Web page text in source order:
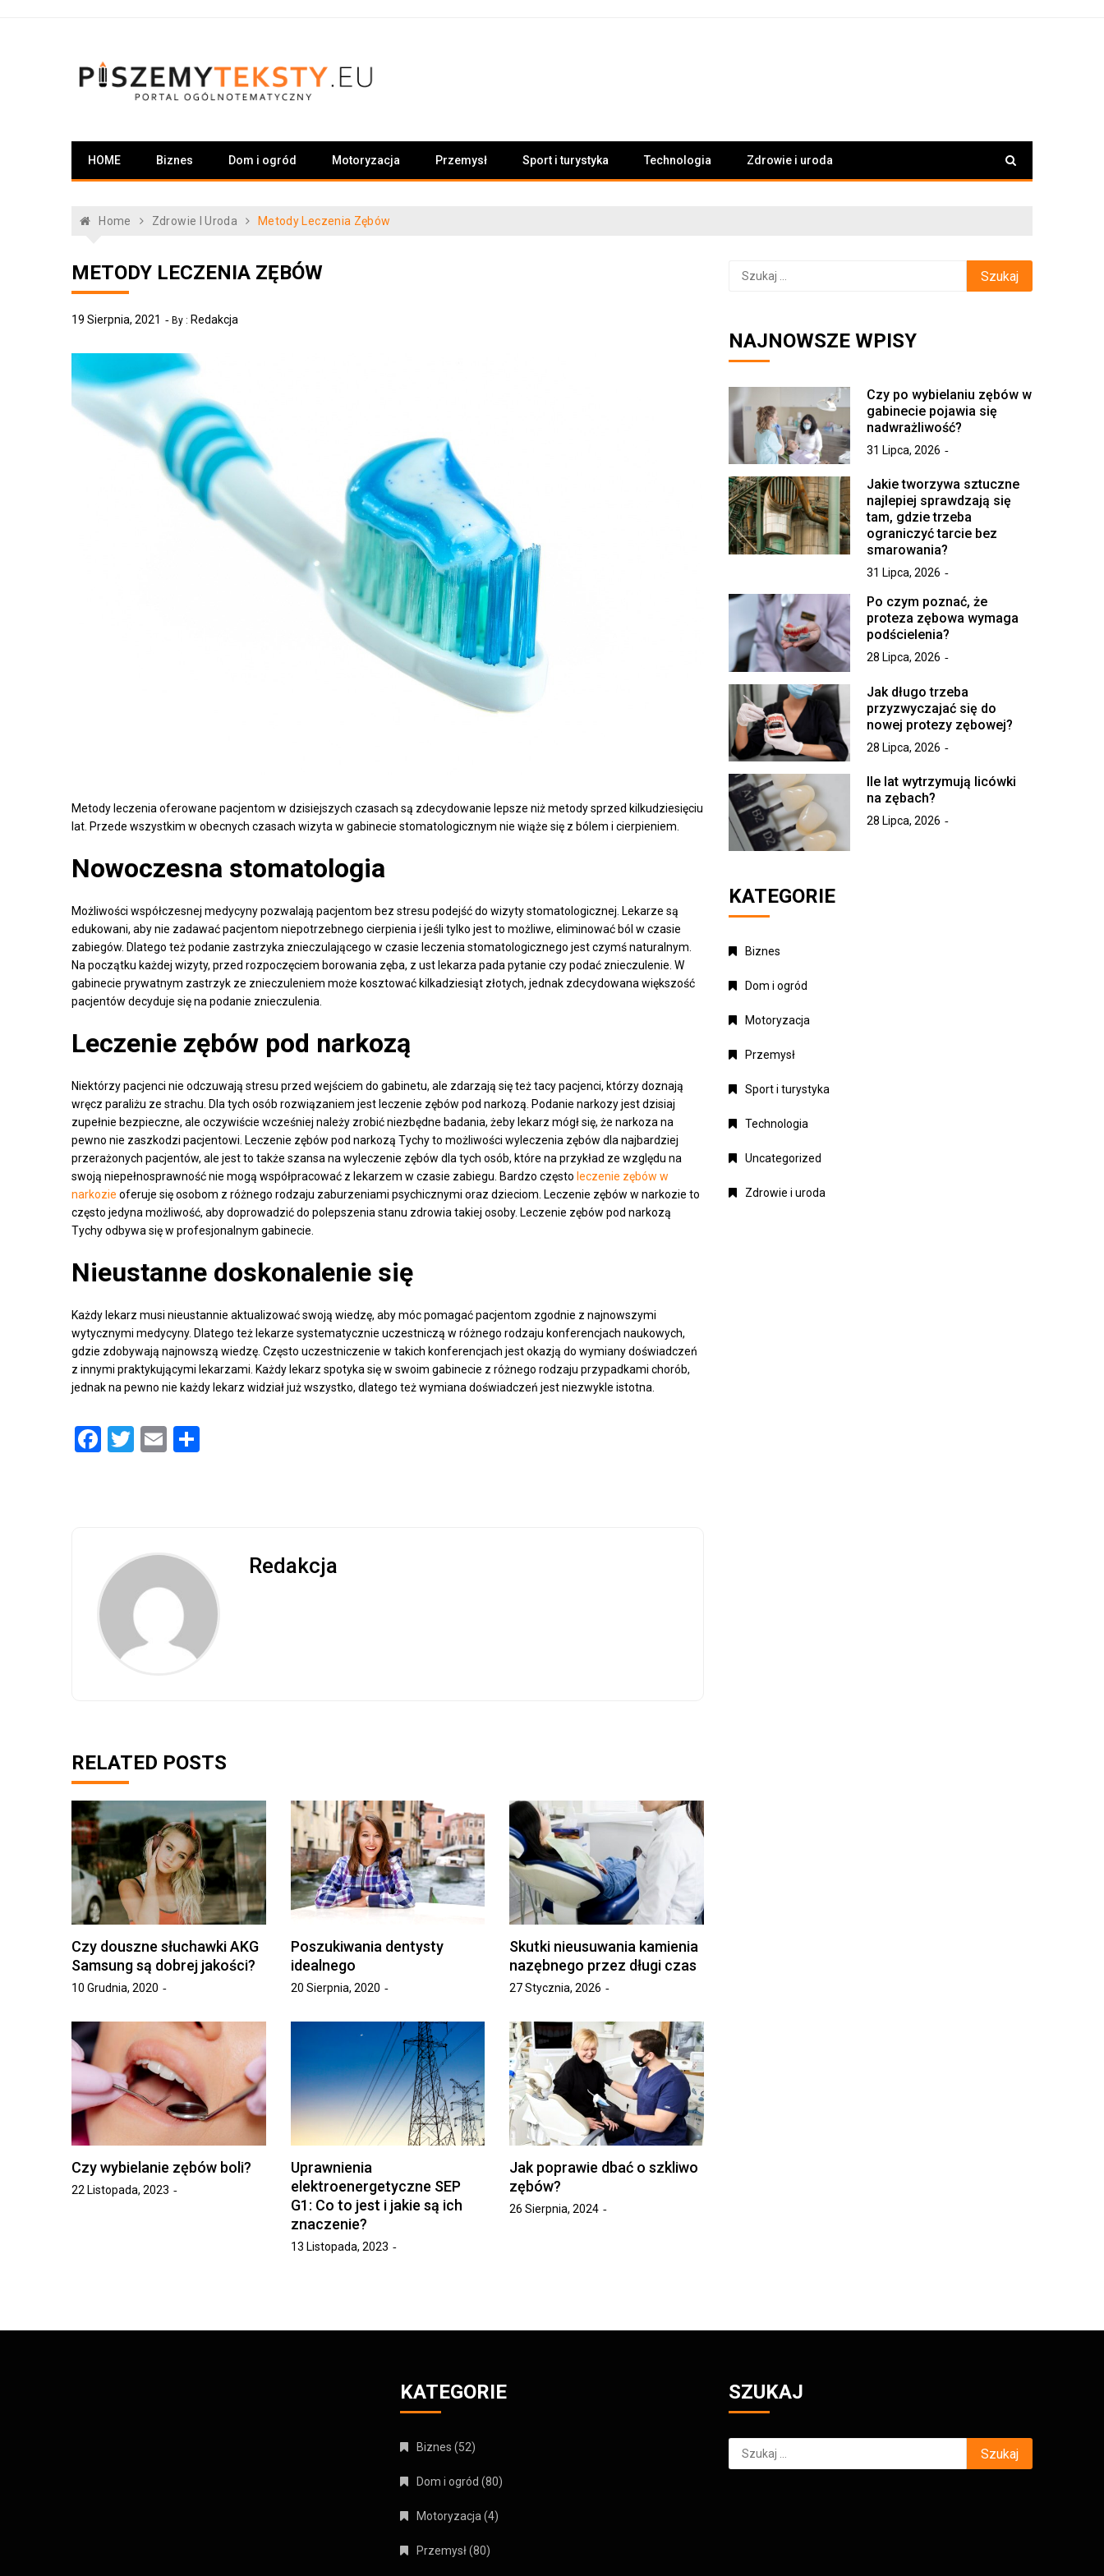
PiszemyTeksty.pl
HOME Biznes Dom i ogród Motoryzacja Przemysł Sport i turystyka Technologia Zdrowie i uroda
Home Zdrowie I Uroda Metody Leczenia Zębów
METODY LECZENIA ZĘBÓW
19 Sierpnia, 2021 By : Redakcja
Metody leczenia oferowane pacjentom w dzisiejszych czasach są zdecydowanie lepsze niż metody sprzed kilkudziesięciu
lat. Przede wszystkim w obecnych czasach wizyta w gabinecie stomatologicznym nie wiąże się z bólem i cierpieniem.
Nowoczesna stomatologia
Możliwości współczesnej medycyny pozwalają pacjentom bez stresu podejść do wizyty stomatologicznej. Lekarze są
edukowani, aby nie zadawać pacjentom niepotrzebnego cierpienia i jeśli tylko jest to możliwe, eliminować ból w czasie
zabiegów. Dlatego też podanie zastrzyka znieczulającego w czasie leczenia stomatologicznego jest czymś naturalnym.
Na początku każdej wizyty, przed rozpoczęciem borowania zęba, z ust lekarza pada pytanie czy podać znieczulenie. W
gabinecie prywatnym zastrzyk ze znieczuleniem może kosztować kilkadziesiąt złotych, jednak zdecydowana większość
pacjentów decyduje się na podanie znieczulenia.
Leczenie zębów pod narkozą
Niektórzy pacjenci nie odczuwają stresu przed wejściem do gabinetu, ale zdarzają się też tacy pacjenci, którzy doznają
wręcz paraliżu ze strachu. Dla tych osób rozwiązaniem jest leczenie zębów pod narkozą. Podanie narkozy jest dzisiaj
zupełnie bezpieczne, ale oczywiście wcześniej należy zrobić niezbędne badania, żeby lekarz mógł się, że narkoza na
pewno nie zaszkodzi pacjentowi. Leczenie zębów pod narkozą Tychy to możliwości wyleczenia zębów dla najbardziej
przerażonych pacjentów, ale jest to także szansa na wyleczenie zębów dla tych osób, które na przykład ze względu na
swoją niepełnosprawność nie mogą współpracować z lekarzem w czasie zabiegu. Bardzo często leczenie zębów w
narkozie oferuje się osobom z różnego rodzaju zaburzeniami psychicznymi oraz dzieciom. Leczenie zębów w narkozie to
często jedyna możliwość, aby doprowadzić do polepszenia stanu zdrowia takiej osoby. Leczenie zębów pod narkozą
Tychy odbywa się w profesjonalnym gabinecie.
Nieustanne doskonalenie się
Każdy lekarz musi nieustannie aktualizować swoją wiedzę, aby móc pomagać pacjentom zgodnie z najnowszymi
wytycznymi medycyny. Dlatego też lekarze systematycznie uczestniczą w różnego rodzaju konferencjach naukowych,
gdzie zdobywają najnowszą wiedzę. Często uczestniczenie w takich konferencjach jest okazją do wymiany doświadczeń
z innymi praktykującymi lekarzami. Każdy lekarz spotyka się w swoim gabinecie z różnego rodzaju przypadkami chorób,
jednak na pewno nie każdy lekarz widział już wszystko, dlatego też wymiana doświadczeń jest niezwykle istotna.
Facebook
Twitter
Email
Redakcja
RELATED POSTS
Czy douszne słuchawki AKG
Samsung są dobrej jakości?
10 Grudnia, 2020
Poszukiwania dentysty
idealnego
20 Sierpnia, 2020
Skutki nieusuwania kamienia
nazębnego przez długi czas
27 Stycznia, 2026
Czy wybielanie zębów boli?
22 Listopada, 2023
Uprawnienia
elektroenergetyczne SEP
G1: Co to jest i jakie są ich
znaczenie?
13 Listopada, 2023
Jak poprawie dbać o szkliwo
zębów?
26 Sierpnia, 2024
Szukaj:
NAJNOWSZE WPISY
Czy po wybielaniu zębów w
gabinecie pojawia się
nadwrażliwość?
31 Lipca, 2026
Jakie tworzywa sztuczne
najlepiej sprawdzają się
tam, gdzie trzeba
ograniczyć tarcie bez
smarowania?
31 Lipca, 2026
Po czym poznać, że
proteza zębowa wymaga
podścielenia?
28 Lipca, 2026
Jak długo trzeba
przyzwyczajać się do
nowej protezy zębowej?
28 Lipca, 2026
Ile lat wytrzymują licówki
na zębach?
28 Lipca, 2026
KATEGORIE
Biznes
Dom i ogród
Motoryzacja
Przemysł
Sport i turystyka
Technologia
Uncategorized
Zdrowie i uroda
KATEGORIE
Biznes (52)
Dom i ogród (80)
Motoryzacja (4)
Przemysł(80)
SZUKAJ
Szukaj: